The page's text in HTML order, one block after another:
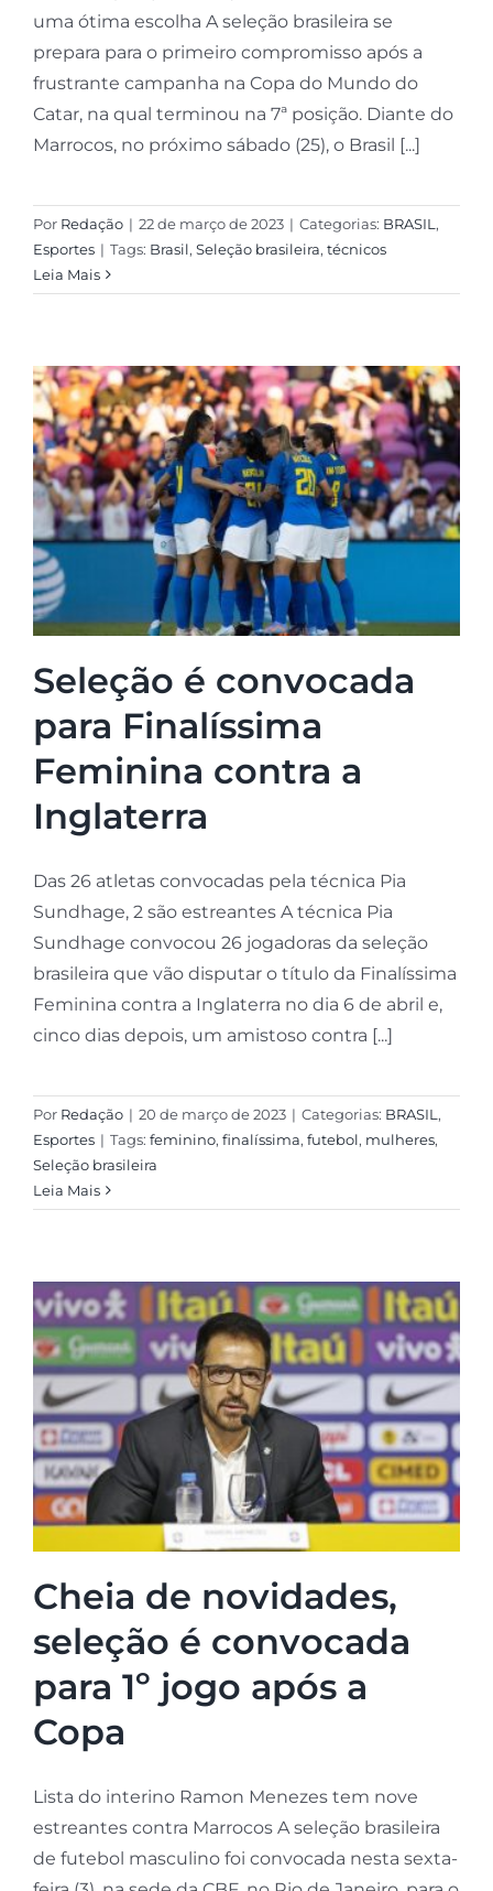
uma ótima escolha A seleção brasileira se
prepara para o primeiro compromisso após a
frustrante campanha na Copa do Mundo do
Catar, na qual terminou na 7ª posição. Diante do
Marrocos, no próximo sábado (25), o Brasil [...]
Por Redação | 22 de março de 2023 | Categorias: BRASIL,
Esportes | Tags: Brasil, Seleção brasileira, técnicos
Leia Mais
Seleção é convocada
para Finalíssima
Feminina contra a
Inglaterra
Das 26 atletas convocadas pela técnica Pia
Sundhage, 2 são estreantes A técnica Pia
Sundhage convocou 26 jogadoras da seleção
brasileira que vão disputar o título da Finalíssima
Feminina contra a Inglaterra no dia 6 de abril e,
cinco dias depois, um amistoso contra [...]
Por Redação | 20 de março de 2023 | Categorias: BRASIL,
Esportes | Tags: feminino, finalíssima, futebol, mulheres,
Seleção brasileira
Leia Mais
Cheia de novidades,
seleção é convocada
para 1º jogo após a
Copa
Lista do interino Ramon Menezes tem nove
estreantes contra Marrocos A seleção brasileira
de futebol masculino foi convocada nesta sexta-